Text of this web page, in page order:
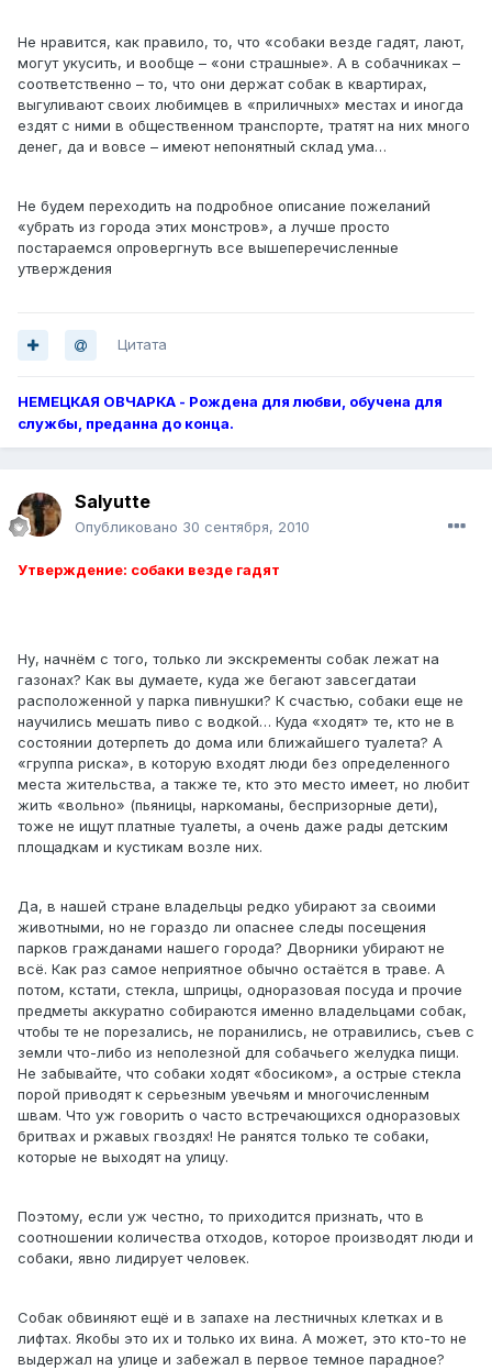
Не нравится, как правило, то, что «собаки везде гадят, лают,
могут укусить, и вообще – «они страшные». А в собачниках –
соответственно – то, что они держат собак в квартирах,
выгуливают своих любимцев в «приличных» местах и иногда
ездят с ними в общественном транспорте, тратят на них много
денег, да и вовсе – имеют непонятный склад ума…
Не будем переходить на подробное описание пожеланий
«убрать из города этих монстров», а лучше просто
постараемся опровергнуть все вышеперечисленные
утверждения
Цитата
НЕМЕЦКАЯ ОВЧАРКА - Рождена для любви, обучена для
службы, преданна до конца.
Salyutte
Опубликовано 30 сентября, 2010
Утверждение: собаки везде гадят
Ну, начнём с того, только ли экскременты собак лежат на
газонах? Как вы думаете, куда же бегают завсегдатаи
расположенной у парка пивнушки? К счастью, собаки еще не
научились мешать пиво с водкой… Куда «ходят» те, кто не в
состоянии дотерпеть до дома или ближайшего туалета? А
«группа риска», в которую входят люди без определенного
места жительства, а также те, кто это место имеет, но любит
жить «вольно» (пьяницы, наркоманы, беспризорные дети),
тоже не ищут платные туалеты, а очень даже рады детским
площадкам и кустикам возле них.
Да, в нашей стране владельцы редко убирают за своими
животными, но не гораздо ли опаснее следы посещения
парков гражданами нашего города? Дворники убирают не
всё. Как раз самое неприятное обычно остаётся в траве. А
потом, кстати, стекла, шприцы, одноразовая посуда и прочие
предметы аккуратно собираются именно владельцами собак,
чтобы те не порезались, не поранились, не отравились, съев с
земли что-либо из неполезной для собачьего желудка пищи.
Не забывайте, что собаки ходят «босиком», а острые стекла
порой приводят к серьезным увечьям и многочисленным
швам. Что уж говорить о часто встречающихся одноразовых
бритвах и ржавых гвоздях! Не ранятся только те собаки,
которые не выходят на улицу.
Поэтому, если уж честно, то приходится признать, что в
соотношении количества отходов, которое производят люди и
собаки, явно лидирует человек.
Собак обвиняют ещё и в запахе на лестничных клетках и в
лифтах. Якобы это их и только их вина. А может, это кто-то не
выдержал на улице и забежал в первое темное парадное?